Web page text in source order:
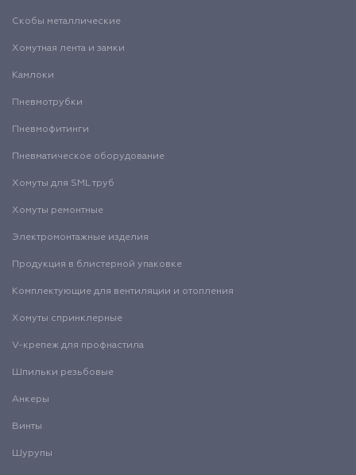
Скобы металлические
Хомутная лента и замки
Камлоки
Пневмотрубки
Пневмофитинги
Пневматическое оборудование
Хомуты для SML труб
Хомуты ремонтные
Электромонтажные изделия
Продукция в блистерной упаковке
Комплектующие для вентиляции и отопления
Хомуты спринклерные
V-крепеж для профнастила
Шпильки резьбовые
Анкеры
Винты
Шурупы